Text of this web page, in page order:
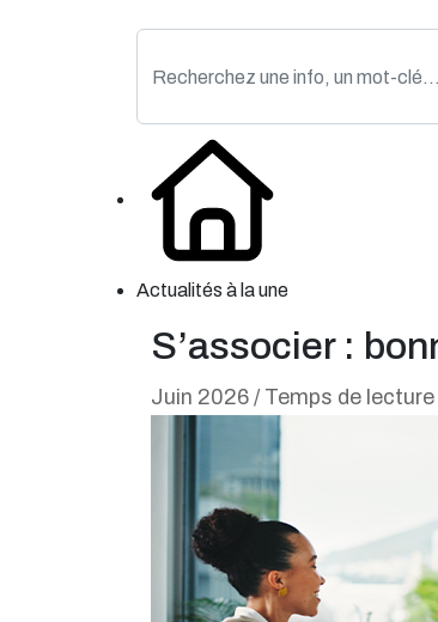
Actualités à la une
S’associer :
Juin 2026 / Temps de